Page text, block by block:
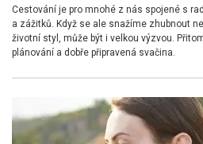
Cestování je pro mnohé z nás spojené s
a zážitků. Když se ale snažíme zhubnout
životní styl, může být i velkou výzvou.
plánování a dobře připravená svačina.